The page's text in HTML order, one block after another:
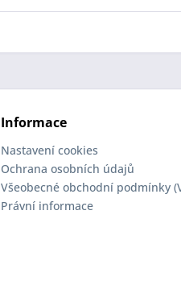
Informace
Nastavení cookies
Ochrana osobních údajů
Všeobecné obchodní podmínky
Právní informace